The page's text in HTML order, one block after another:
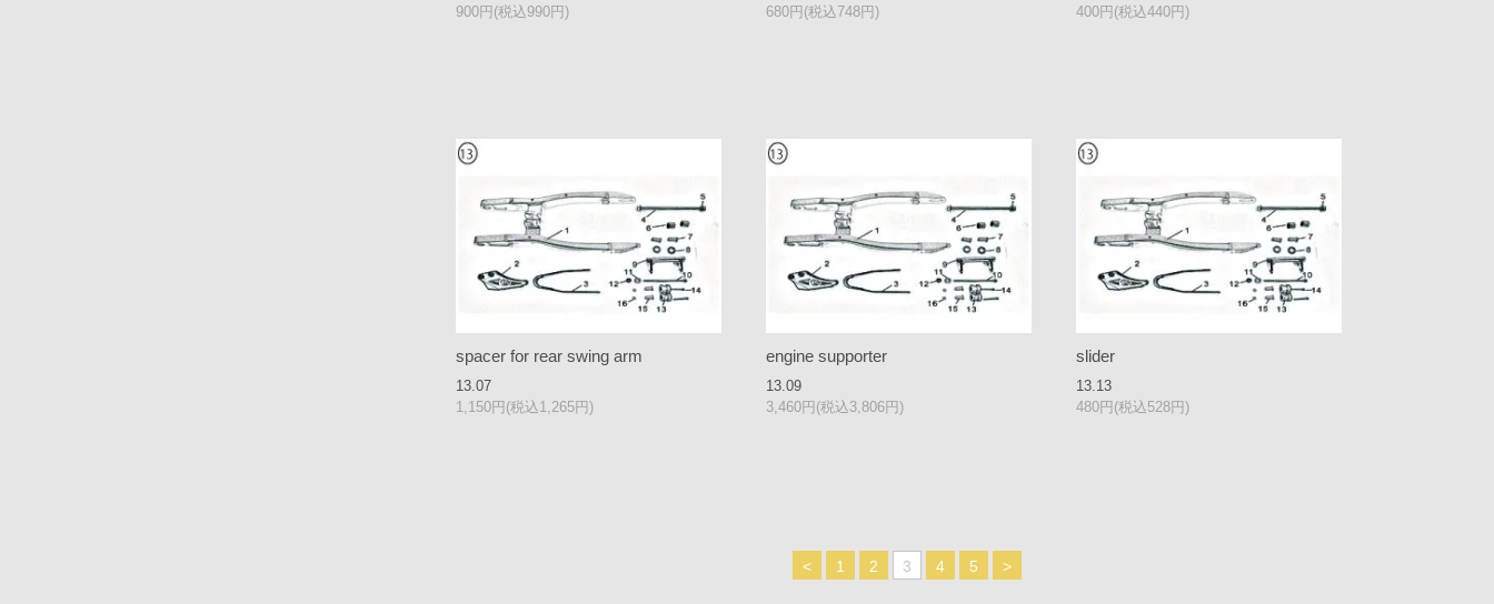
900円(税込990円)
680円(税込748円)
400円(税込440円)
spacer for rear swing arm
13.07
1,150円(税込1,265円)
engine supporter
13.09
3,460円(税込3,806円)
slider
13.13
480円(税込528円)
< 1 2 3 4 5 >